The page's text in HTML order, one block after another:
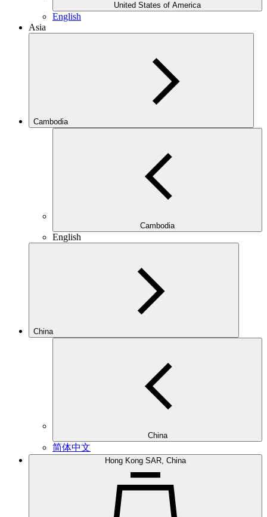
United States of America
English
Asia
Cambodia
Cambodia
English
China
China
简体中文
Hong Kong SAR, China